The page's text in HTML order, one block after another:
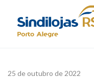
25 de outubro de 2022